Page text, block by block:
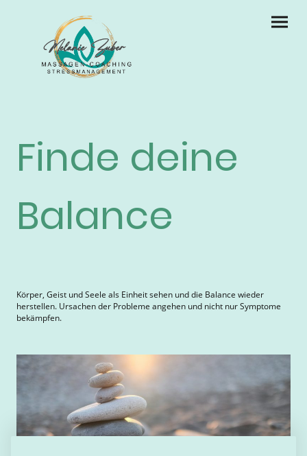
Finde deine
Balance
Körper, Geist und Seele als Einheit sehen und die Balance wieder
herstellen. Ursachen der Probleme angehen und nicht nur Symptome
bekämpfen.